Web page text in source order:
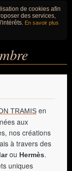
de cookies afin
des services,
En savoir plus
TRAMIS en
aux
nos créations
à travers des
ou Hermès.
uniques